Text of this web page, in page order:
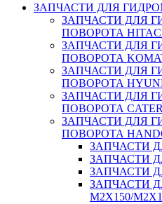
ЗАПЧАСТИ ДЛЯ
ЗАПЧАСТИ ДЛЯ
ПОВОРОТА
ЗАПЧАСТИ ДЛЯ
ПОВОРОТА
ЗАПЧАСТИ ДЛЯ
ПОВОРОТА
ЗАПЧАСТИ ДЛЯ
ПОВОРОТА
ЗАПЧАСТИ ДЛЯ
ПОВОРОТА
ЗАПЧАСТИ
ЗАПЧАСТИ
ЗАПЧАСТИ
ЗАПЧАСТИ
M2X150/